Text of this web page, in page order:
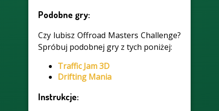
Podobne gry:
Czy lubisz Offroad Masters Challenge?
Spróbuj podobnej gry z tych poniżej:
Traffic Jam 3D
Drifting Mania
Instrukcje: